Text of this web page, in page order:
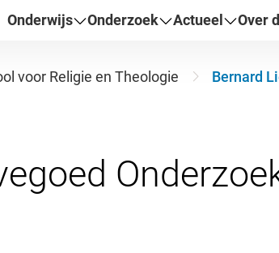
Onderwijs Onderzoek Actueel Over
voor Religie en Theologie Bernard